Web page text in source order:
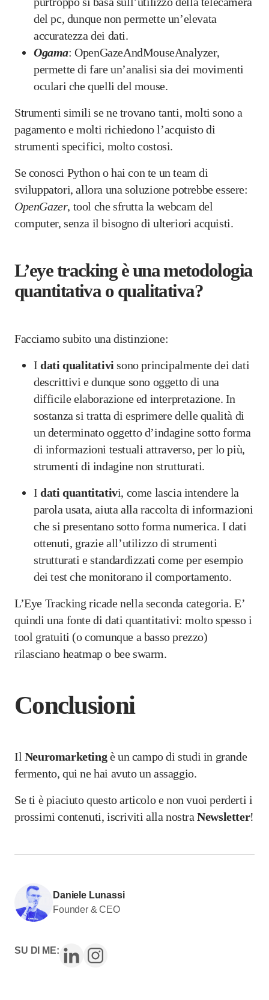
del pc, dunque non permette un’elevata
accuratezza dei dati.
Ogama: OpenGazeAndMouseAnalyzer,
permette di fare un’analisi sia dei movimenti
oculari che quelli del mouse.
Strumenti simili se ne trovano tanti, molti sono a
pagamento e molti richiedono l’acquisto di
strumenti specifici, molto costosi.
Se conosci Python o hai con te un team di
sviluppatori, allora una soluzione potrebbe essere:
OpenGazer, tool che sfrutta la webcam del
computer, senza il bisogno di ulteriori acquisti.
L’eye tracking è una metodologia
quantitativa o qualitativa?
Facciamo subito una distinzione:
Idati qualitativi sono principalmente dei dati
descrittivi e dunque sono oggetto di una
difficile elaborazione ed interpretazione. In
sostanza si tratta di esprimere delle qualità di
un determinato oggetto d’indagine sotto forma
di informazioni testuali attraverso, per lo più,
strumenti di indagine non strutturati.
Idati quantitativi, come lascia intendere la
parola usata, aiuta alla raccolta di informazioni
che si presentano sotto forma numerica. I dati
ottenuti, grazie all’utilizzo di strumenti
strutturati e standardizzati come per esempio
dei test che monitorano il comportamento.
L’Eye Tracking ricade nella seconda categoria. E’
quindi una fonte di dati quantitativi: molto spesso i
tool gratuiti (o comunque a basso prezzo)
rilasciano heatmap o bee swarm.
Conclusioni
Il Neuromarketingè un campo di studi in grande
fermento, qui ne hai avuto un assaggio.
Se ti è piaciuto questo articolo e non vuoi perderti i
prossimi contenuti, iscriviti alla nostraNewsletter!
Daniele Lunassi
Founder & CEO
SU DI ME: